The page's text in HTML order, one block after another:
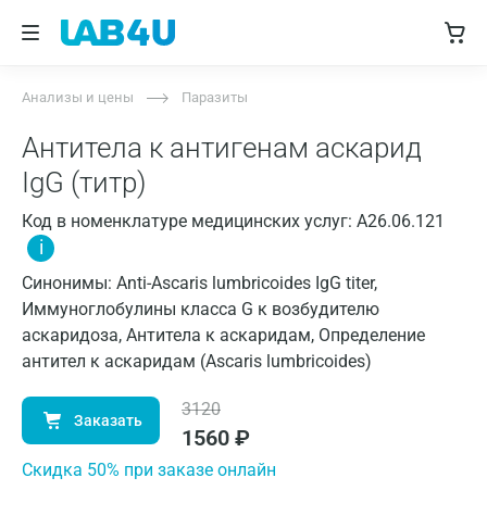
Анализы и цены Паразиты
Антитела к антигенам аскарид
IgG (титр)
Код в номенклатуре медицинских услуг: A26.06.121
i
Синонимы: Anti-Ascaris lumbricoides IgG titer,
Иммуноглобулины класса G к возбудителю
аскаридоза, Антитела к аскаридам, Определение
антител к аскаридам (Ascaris lumbricoides)
Заказать
3120
1560 ₽
Cкидка 50% при заказе онлайн